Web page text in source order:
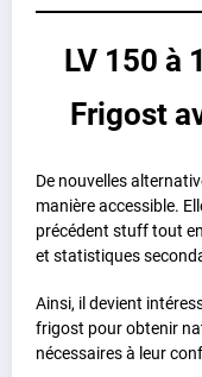
LV 150 à
Frigost
De nouvelles
manière accessible.
précédent stuff tout
et statistiques
Ainsi, il devient
frigost pour obtenir
nécessaires à leur